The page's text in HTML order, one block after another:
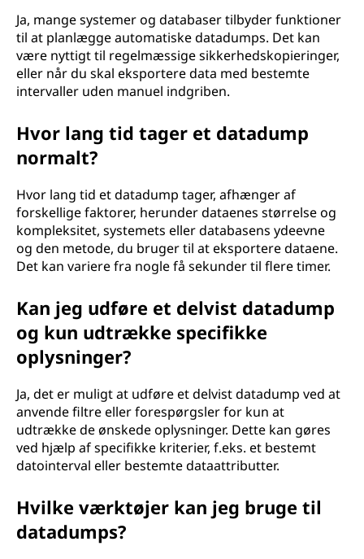
Ja, mange systemer og databaser tilbyder funktioner
til at planlægge automatiske datadumps. Det kan
være nyttigt til regelmæssige sikkerhedskopieringer,
eller når du skal eksportere data med bestemte
intervaller uden manuel indgriben.
Hvor lang tid tager et datadump
normalt?
Hvor lang tid et datadump tager, afhænger af
forskellige faktorer, herunder dataenes størrelse og
kompleksitet, systemets eller databasens ydeevne
og den metode, du bruger til at eksportere dataene.
Det kan variere fra nogle få sekunder til flere timer.
Kan jeg udføre et delvist datadump
og kun udtrække specifikke
oplysninger?
Ja, det er muligt at udføre et delvist datadump ved at
anvende filtre eller forespørgsler for kun at
udtrække de ønskede oplysninger. Dette kan gøres
ved hjælp af specifikke kriterier, f.eks. et bestemt
datointerval eller bestemte dataattributter.
Hvilke værktøjer kan jeg bruge til
datadumps?